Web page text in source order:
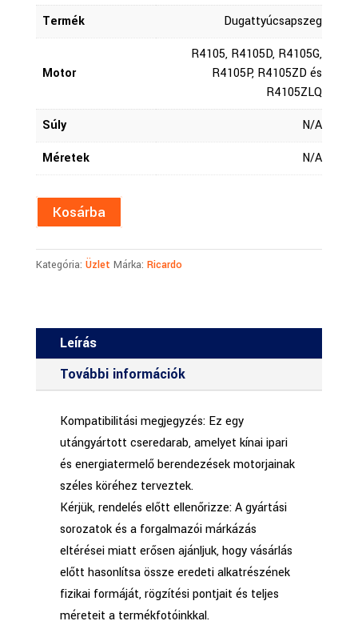
Termék
Dugattyúcsapszeg
Motor
R4105, R4105D, R4105G,
R4105P, R4105ZD és
R4105ZLQ
Súly
N/A
Méretek
N/A
Kosárba
Kategória: Üzlet Márka: Ricardo
Leírás
További információk
Kompatibilitási megjegyzés: Ez egy
utángyártott cseredarab, amelyet kínai ipari
és energiatermelő berendezések motorjainak
széles köréhez terveztek.
Kérjük, rendelés előtt ellenőrizze: A gyártási
sorozatok és a forgalmazói márkázás
eltérései miatt erősen ajánljuk, hogy vásárlás
előtt hasonlítsa össze eredeti alkatrészének
fizikai formáját, rögzítési pontjait és teljes
méreteit a termékfotóinkkal.